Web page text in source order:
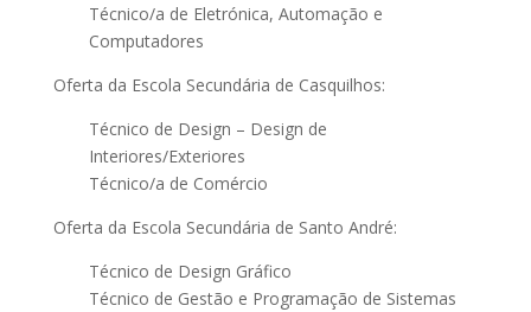
Técnico/a de Eletrónica, Automação e
Computadores
Oferta da Escola Secundária de Casquilhos:
Técnico de Design – Design de
Interiores/Exteriores
Técnico/a de Comércio
Oferta da Escola Secundária de Santo André:
Técnico de Design Gráfico
Técnico de Gestão e Programação de Sistemas